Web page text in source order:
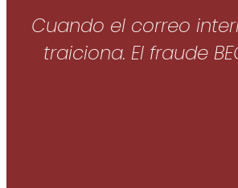
Cuando el correo
traiciona. El fraude